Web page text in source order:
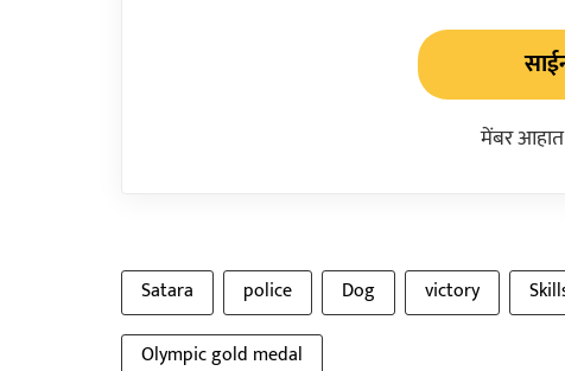
मेंबर
Satara police Dog victory
Olympic gold medal